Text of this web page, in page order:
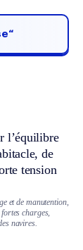
l’équilibre
de
tension
et de manutention,
charges,
navires.